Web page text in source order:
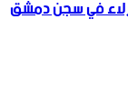
في سجن دمشق